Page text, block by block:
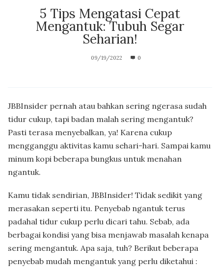
5 Tips Mengatasi Cepat
Mengantuk: Tubuh Segar
Seharian!
09/19/2022 0
JBBInsider pernah atau bahkan sering ngerasa sudah
tidur cukup, tapi badan malah sering mengantuk?
Pasti terasa menyebalkan, ya! Karena cukup
mengganggu aktivitas kamu sehari-hari. Sampai kamu
minum kopi beberapa bungkus untuk menahan
ngantuk.
Kamu tidak sendirian, JBBInsider! Tidak sedikit yang
merasakan seperti itu. Penyebab ngantuk terus
padahal tidur cukup perlu dicari tahu. Sebab, ada
berbagai kondisi yang bisa menjawab masalah kenapa
sering mengantuk. Apa saja, tuh? Berikut beberapa
penyebab mudah mengantuk yang perlu diketahui :